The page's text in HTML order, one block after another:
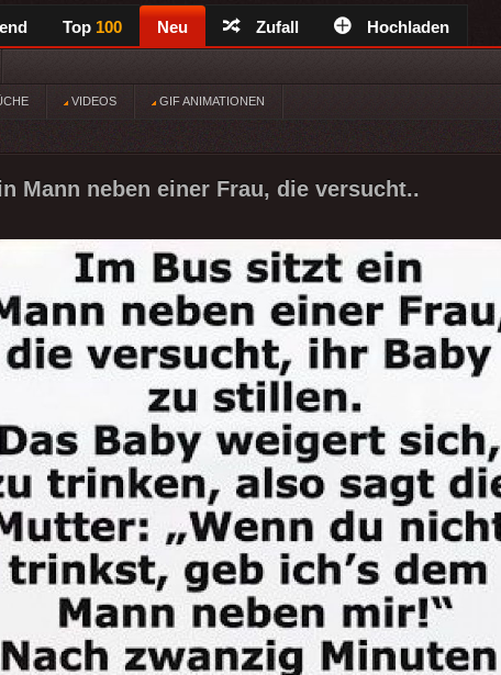
Top 100 Neu Zufall Hochladen
VIDEOS GIF ANIMATIONEN
Mann neben einer Frau, die versucht..